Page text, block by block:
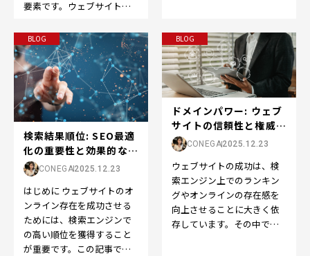
要素です。ウェブサイトを
ポイントを押さえてS…
BLOG
検索結果順位: SEO最適
化の重要性と効果的な戦
略 CONEGA2025.12.23
はじめに ウェブサイトのオ
ンライン存在を成功させる
ためには、検索エンジンで
の高い順位を獲得すること
が重要です。この記事で
BLOG
ドメインパワー: ウェブ
サイトの信頼性と権威の
向上をサポート...
CONEGA2025.12.23
ウェブサイトの成功は、検
索エンジン上でのランキン
グやオンラインの存在感を
向上させることに大きく依
存しています。その中で